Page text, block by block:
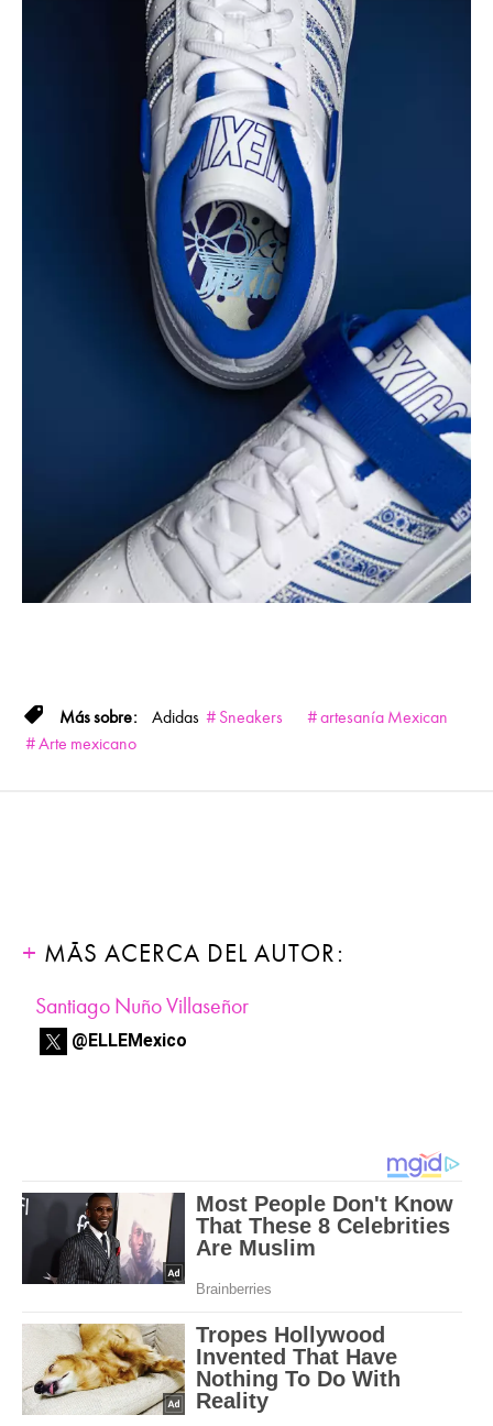
Adidas Sneakers
artesanía Mexican
Arte mexicano
MÁS ACERCA DEL AUTOR:
Santiago Nuño Villaseñor
@ELLEMexico